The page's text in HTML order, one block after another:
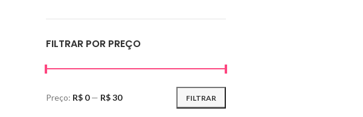
FILTRAR POR PREÇO
FILTRAR
Preço: R$ 0— R$ 30